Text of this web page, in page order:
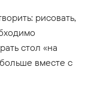
рисовать,
стол «на
вместе с